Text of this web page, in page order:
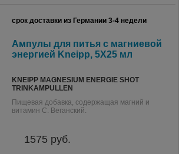
срок доставки из Германии 3-4 недели
Ампулы для питья с магниевой
энергией Kneipp, 5X25 мл
KNEIPP MAGNESIUM ENERGIE SHOT
TRINKAMPULLEN
Пищевая добавка, содержащая магний и
витамин С. Веганский.
1575 руб.